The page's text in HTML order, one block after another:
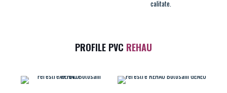
calitate.
PROFILE PVC REHAU